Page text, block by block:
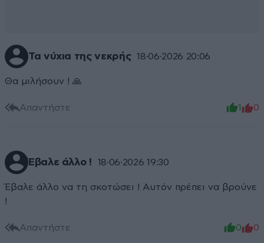
Τα νύχια της νεκρής 18·06·2026 20:06
Θα μιλήσουν ! 🙏
Απαντήστε 1 0
Έβαλε άλλο ! 18·06·2026 19:30
Έβαλε άλλο να τη σκοτώσει ! Αυτόν πρέπει να βρούνε
!
Απαντήστε 0 0